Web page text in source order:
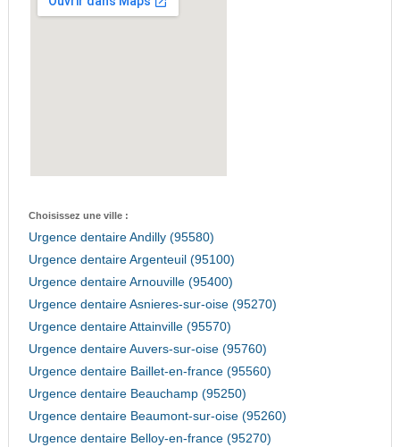
Choisissez une ville :
Urgence dentaire Andilly (95580)
Urgence dentaire Argenteuil (95100)
Urgence dentaire Arnouville (95400)
Urgence dentaire Asnieres-sur-oise (95270)
Urgence dentaire Attainville (95570)
Urgence dentaire Auvers-sur-oise (95760)
Urgence dentaire Baillet-en-france (95560)
Urgence dentaire Beauchamp (95250)
Urgence dentaire Beaumont-sur-oise (95260)
Urgence dentaire Belloy-en-france (95270)